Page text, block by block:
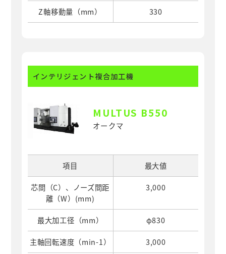
Z軸移動量（mm） 330
インテリジェント複合加工機
MULTUS B550
オークマ
項目 最大値
芯間（C）、ノーズ間距
離（W）(mm)
3,000
最大加工径（mm） φ830
主軸回転速度（min-1） 3,000